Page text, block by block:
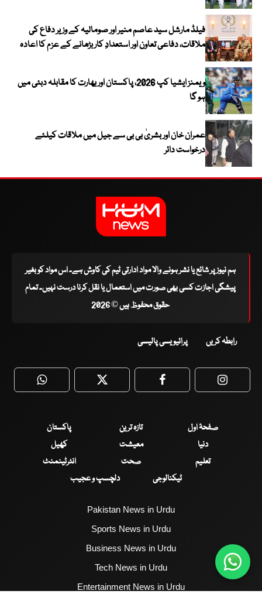
فیلڈ مارشل سید عاصم منیر اور صومالیہ کے وزیر دفاع کی
ملاقات، دفاعی تعاون اور استعدادِ کار بڑھانے کے عزم کا اعادہ
ویمنز ایشیا کپ 2026، پاکستان اور بھارت کا مقابلہ دبئی میں
ہو گا
عمران خان اور بشریٰ بی بی سے جیل میں ملاقات کیلئے
درخواست دائر
ہم نیوز پر شائع یا نشر ہونے والا مواد ادارتی ٹیم کی کاوش ہے۔ اس مواد کو بغیر
پیشگی اجازت کسی بھی صورت میں استعمال یا نقل کرنا درست نہیں۔ تمام
حقوق محفوظ ہیں © 2026
رابطہ کریں پرائیویسی پالیسی
WhatsApp Twitter Facebook
صفحۂ اول تازہ ترین
پاکستان
دنیا
معیشت
کھیل
تعلیم
صحت
انٹرٹینمنٹ
ٹیکنالوجی
دلچسپ و عجیب
Pakistan News in Urdu
Sports News in Urdu
Business News in Urdu
Tech News in Urdu
Entertainment News in Urdu